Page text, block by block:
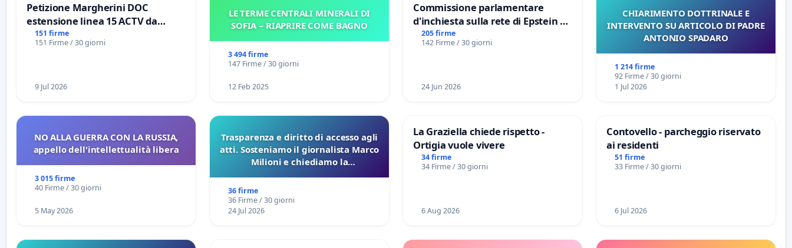
Petizione Margherini DOC
estensione linea 15 ACTV da
Marghera P.zza S. Antonio
all'aeroporto Marco Polo tariffa a
151 firme
151 Firme / 30 giorni
9 Jul 2026
LE TERME CENTRALI MINERALI DI
SOFIA – RIAPRIRE COME BAGNO
3 494 firme
147 Firme / 30 giorni
12 Feb 2025
Commissione parlamentare
d'inchiesta sulla rete di Epstein e
del Mossad: verità sugli Epstein
Files
205 firme
142 Firme / 30 giorni
24 Jun 2026
CHIARIMENTO DOTTRINALE E
INTERVENTO SU ARTICOLO DI PADRE
ANTONIO SPADARO
1 214 firme
92 Firme / 30 giorni
1 Jul 2026
NO ALLA GUERRA CON LA RUSSIA,
appello dell'intellettualità libera
3 015 firme
40 Firme / 30 giorni
5 May 2026
Trasparenza e diritto di accesso agli
atti. Sosteniamo il giornalista Marco
Milioni e chiediamo la
sulla Pedemontana Veneta
36 firme
36 Firme / 30 giorni
24 Jul 2026
La Graziella chiede rispetto -
Ortigia vuole vivere
34 firme
34 Firme / 30 giorni
6 Aug 2026
Contovello - parcheggio riservato
ai residenti
51 firme
33 Firme / 30 giorni
6 Jul 2026